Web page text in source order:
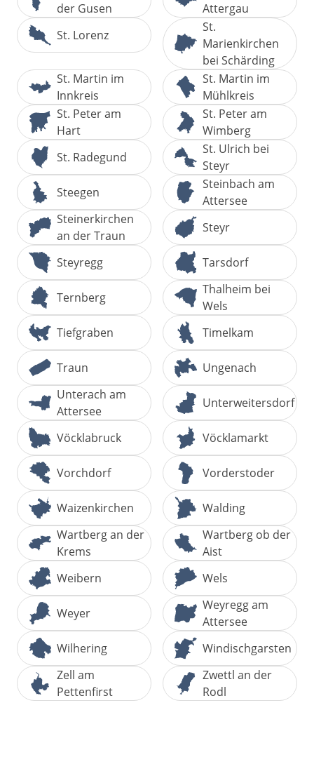
der Gusen
Attergau
St. Lorenz
St.
Marienkirchen
bei Schärding
St. Martin im
Innkreis
St. Martin im
Mühlkreis
St. Peter am
Hart
St. Peter am
Wimberg
St. Radegund
St. Ulrich bei
Steyr
Steegen
Steinbach am
Attersee
Steinerkirchen
an der Traun
Steyr
Steyregg Tarsdorf
Ternberg
Thalheim bei
Wels
Tiefgraben
Timelkam
Traun
Ungenach
Unterach am
Attersee
Unterweitersdorf
Vöcklabruck Vöcklamarkt
Vorchdorf Vorderstoder
Waizenkirchen
Walding
Wartberg an der
Krems
Wartberg ob der
Aist
Weibern
Wels
Weyer
Weyregg am
Attersee
Wilhering
Windischgarsten
Zell am
Pettenfirst
Zwettl an der
Rodl